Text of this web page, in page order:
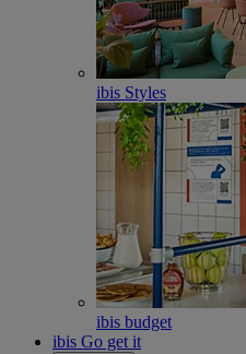
ibis Styles
ibis budget
ibis Go get it